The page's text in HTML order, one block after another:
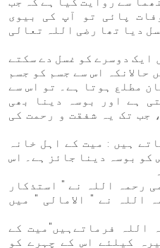
پائی تو آپ کی بیوی
دیا تھا رضی اللہ تعالی
ایک دوسرے کو غسل دے سکتے
حالانکہ اس سے جسم کو جسم
مطلع ہوتا ہے۔ تو اس سے
ہے اور بوسہ دینا بھی
جب تک یہ شفقت و رحمت کی
ہیں : میت کے اہل خانہ
کو بوسہ دینا جائز ہے۔ اس
رحمہ اللہ نے " استذکار
اللہ نے " الامالی " میں
اللہ فرماتےہیں"میت کے
کیلئے اس کے چہرے کو